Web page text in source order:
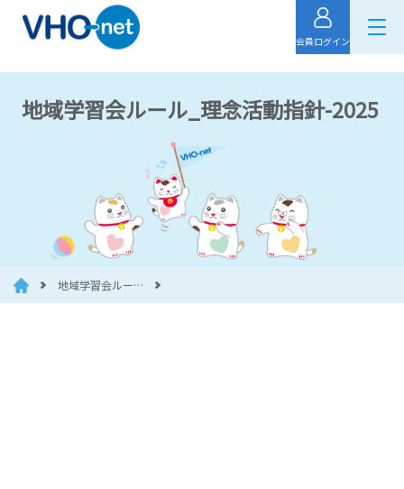
会員ログイン
地域学習会ルール_理念活動指針-2025
地域学習会ルー…